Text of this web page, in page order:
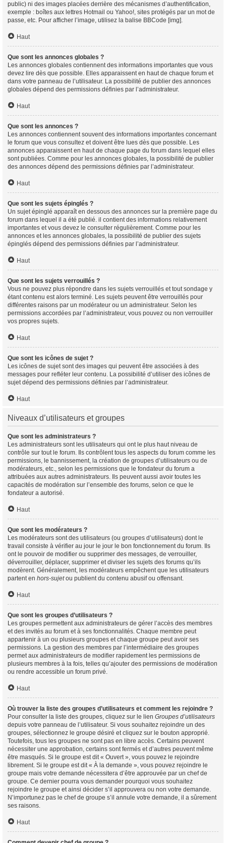
public) ni des images placées derrière des mécanismes d’authentification,
exemple : boîtes aux lettres Hotmail ou Yahoo!, sites protégés par un mot de
passe, etc. Pour afficher l’image, utilisez la balise BBCode [img].
Haut
Que sont les annonces globales ?
Les annonces globales contiennent des informations importantes que vous
devez lire dès que possible. Elles apparaissent en haut de chaque forum et
dans votre panneau de l’utilisateur. La possibilité de publier des annonces
globales dépend des permissions définies par l’administrateur.
Haut
Que sont les annonces ?
Les annonces contiennent souvent des informations importantes concernant
le forum que vous consultez et doivent être lues dès que possible. Les
annonces apparaissent en haut de chaque page du forum dans lequel elles
sont publiées. Comme pour les annonces globales, la possibilité de publier
des annonces dépend des permissions définies par l’administrateur.
Haut
Que sont les sujets épinglés ?
Un sujet épinglé apparaît en dessous des annonces sur la première page du
forum dans lequel il a été publié. il contient des informations relativement
importantes et vous devez le consulter régulièrement. Comme pour les
annonces et les annonces globales, la possibilité de publier des sujets
épinglés dépend des permissions définies par l’administrateur.
Haut
Que sont les sujets verrouillés ?
Vous ne pouvez plus répondre dans les sujets verrouillés et tout sondage y
étant contenu est alors terminé. Les sujets peuvent être verrouillés pour
différentes raisons par un modérateur ou un administrateur. Selon les
permissions accordées par l’administrateur, vous pouvez ou non verrouiller
vos propres sujets.
Haut
Que sont les icônes de sujet ?
Les icônes de sujet sont des images qui peuvent être associées à des
messages pour refléter leur contenu. La possibilité d’utiliser des icônes de
sujet dépend des permissions définies par l’administrateur.
Haut
Niveaux d’utilisateurs et groupes
Que sont les administrateurs ?
Les administrateurs sont les utilisateurs qui ont le plus haut niveau de
contrôle sur tout le forum. Ils contrôlent tous les aspects du forum comme les
permissions, le bannissement, la création de groupes d’utilisateurs ou de
modérateurs, etc., selon les permissions que le fondateur du forum a
attribuées aux autres administrateurs. Ils peuvent aussi avoir toutes les
capacités de modération sur l’ensemble des forums, selon ce que le
fondateur a autorisé.
Haut
Que sont les modérateurs ?
Les modérateurs sont des utilisateurs (ou groupes d’utilisateurs) dont le
travail consiste à vérifier au jour le jour le bon fonctionnement du forum. Ils
ont le pouvoir de modifier ou supprimer des messages, de verrouiller,
déverrouiller, déplacer, supprimer et diviser les sujets des forums qu’ils
modèrent. Généralement, les modérateurs empêchent que les utilisateurs
partent en hors-sujetou publient du contenu abusif ou offensant.
Haut
Que sont les groupes d’utilisateurs ?
Les groupes permettent aux administrateurs de gérer l’accès des membres
et des invités au forum et à ses fonctionnalités. Chaque membre peut
appartenir à un ou plusieurs groupes et chaque groupe peut avoir ses
permissions. La gestion des membres par l’intermédiaire des groupes
permet aux administrateurs de modifier rapidement les permissions de
plusieurs membres à la fois, telles qu’ajouter des permissions de modération
ou rendre accessible un forum privé.
Haut
Où trouver la liste des groupes d’utilisateurs et comment les rejoindre ?
Pour consulter la liste des groupes, cliquez sur le lien Groupes d’utilisateurs
depuis votre panneau de l’utilisateur. Si vous souhaitez rejoindre un des
groupes, sélectionnez le groupe désiré et cliquez sur le bouton approprié.
Toutefois, tous les groupes ne sont pas en libre accès. Certains peuvent
nécessiter une approbation, certains sont fermés et d’autres peuvent même
être masqués. Si le groupe est dit « Ouvert », vous pouvez le rejoindre
librement. Si le groupe est dit « À la demande », vous pouvez rejoindre le
groupe mais votre demande nécessitera d’être approuvée par un chef de
groupe. Ce dernier pourra vous demander pourquoi vous souhaitez
rejoindre le groupe et ainsi décider s’il approuvera ou non votre demande.
N’importunez pas le chef de groupe s’il annule votre demande, il a sûrement
ses raisons.
Haut